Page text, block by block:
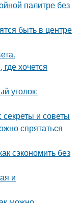
палитре без
быть в центре
хочется
уголок:
и советы
спрятаться
сэкономить без
и